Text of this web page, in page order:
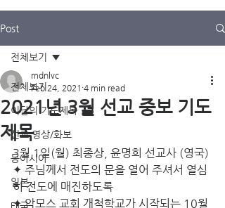
Post
전체보기
이달의 기도제목
선교 영상/화보
동아시아
일본
전체보기
2021년 3월 선교 중보 기도
제목
mdnlvc
Feb 24, 2021 4 min read
3월 1일(월) 최종상, 윤명희 선교사 (영국)
✦ 주님께서 전도의 문을 열어 주셔서 열심
히 전도에 매진하도록
✦ 암모스 교회 개척학교가 시작되는 10월